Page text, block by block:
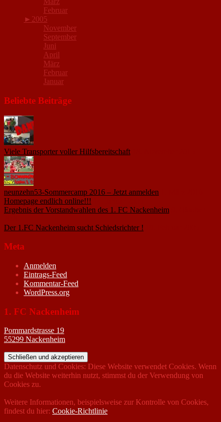
Februar
► 2005
November
September
Juni
April
März
Februar
Januar
Beliebte Beiträge
Viele Transporter voller Hilfsbereitschaft
neunzehn53-Sommercamp 2016 – Jetzt anmelden
Homepage endlich online!!!
Ergebnis der Vorstandwahlen des 1. FC Nackenheim
Der 1.FC Nackenheim sucht Schiedsrichter !
Meta
Anmelden
Eintrags-Feed
Kommentar-Feed
WordPress.org
1. FC Nackenheim
Pommardstrasse 19
55299 Nackenheim
Datenschutz und Cookies: Diese Website verwendet Cookies. Wenn
du die Website weiterhin nutzt, stimmst du der Verwendung von
Cookies zu.
Weitere Informationen, beispielsweise zur Kontrolle von Cookies,
findest du hier: Cookie-Richtlinie